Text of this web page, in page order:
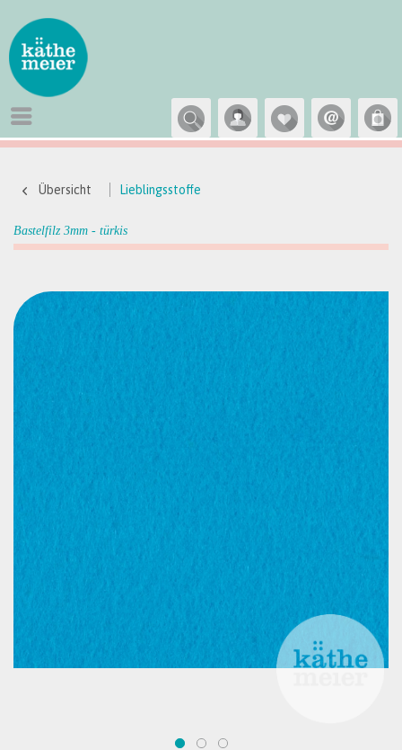
Übersicht Lieblingsstoffe
Bastelfilz 3mm - türkis